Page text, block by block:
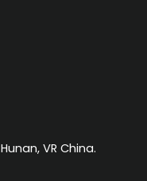
VR China.